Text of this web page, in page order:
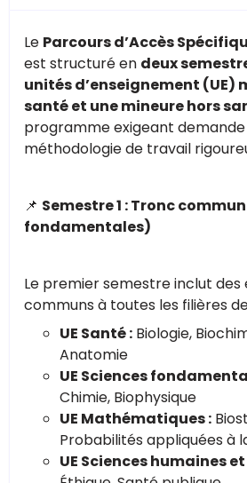
Le Parcours d’Accès
est structuré en deux
unités d’enseignement (UE)
santé et une mineure hors
programme exigeant
méthodologie de travail
📌 Semestre 1 : Tronc commun
fondamentales)
Le premier semestre inclut des
communs à toutes les filières
UE Santé : Biologie,
Anatomie
UE Sciences
Chimie, Biophysique
UE Mathématiques :
Probabilités appliquées à
UE Sciences humaines